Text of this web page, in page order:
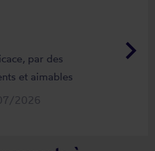
keyboard_arrow_right
par des
et aimables
2026